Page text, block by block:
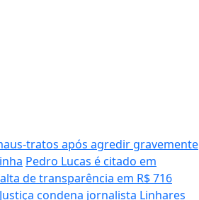
tratos após agredir gravemente
Pedro Lucas é citado em
de transparência em R$ 716
Justiça condena jornalista Linhares